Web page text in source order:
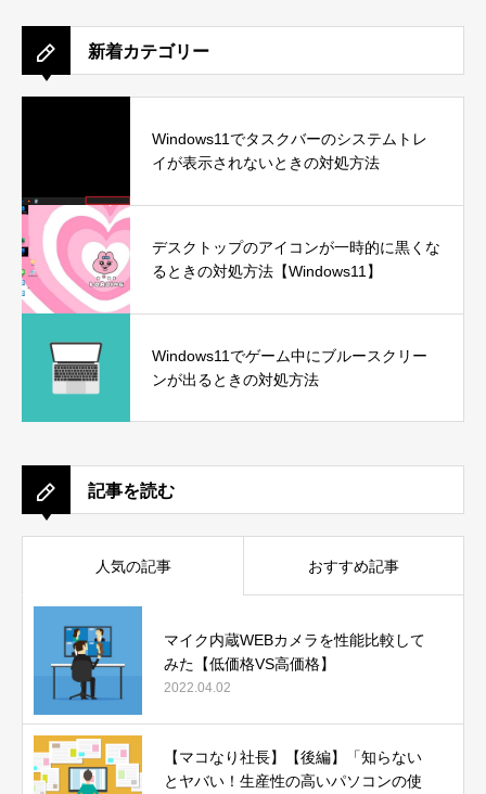
新着カテゴリー
Windows11でタスクバーのシステムトレ
イが表示されないときの対処方法
デスクトップのアイコンが一時的に黒くな
るときの対処方法【Windows11】
Windows11でゲーム中にブルースクリー
ンが出るときの対処方法
記事を読む
人気の記事 おすすめ記事
マイク内蔵WEBカメラを性能比較して
みた【低価格VS高価格】
2022.04.02
【マコなり社長】【後編】「知らない
とヤバい！生産性の高いパソコンの使